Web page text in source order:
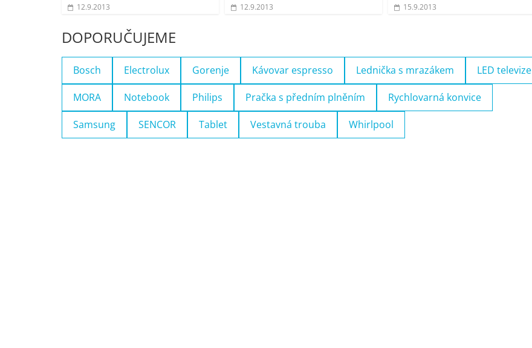
12.9.2013 12.9.2013 15.9.2013
DOPORUČUJEME
Bosch Electrolux Gorenje Kávovar espresso Lednička s mrazákem LED televize
MORA Notebook Philips Pračka s předním plněním Rychlovarná konvice
Samsung SENCOR Tablet Vestavná trouba Whirlpool